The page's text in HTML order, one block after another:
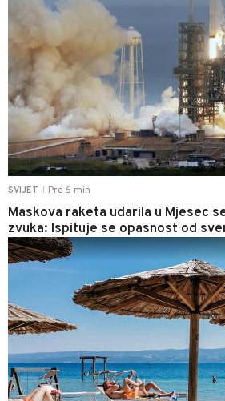
SVIJET Pre 6 min
Maskova raketa udarila u Mjesec
zvuka: Ispituje se opasnost od